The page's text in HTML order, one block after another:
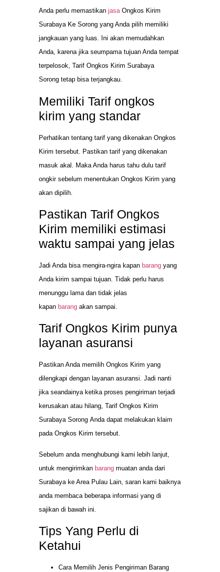
Anda perlu memastikan jasaOngkos Kirim
Surabaya Ke Sorong yang Anda pilih memiliki
jangkauan yang luas. Ini akan memudahkan
Anda, karena jika seumpama tujuan Anda tempat
terpelosok, Tarif Ongkos Kirim Surabaya
Sorong tetap bisa terjangkau.
Memiliki Tarif ongkos
kirim yang standar
Perhatikan tentang tarif yang dikenakan Ongkos
Kirim tersebut. Pastikan tarif yang dikenakan
masuk akal. Maka Anda harus tahu dulu tarif
ongkir sebelum menentukan Ongkos Kirim yang
akan dipilih.
Pastikan Tarif Ongkos
Kirim memiliki estimasi
waktu sampai yang jelas
Jadi Anda bisa mengira-ngira kapan barang yang
Anda kirim sampai tujuan. Tidak perlu harus
menunggu lama dan tidak jelas
kapan barang akan sampai.
Tarif Ongkos Kirim punya
layanan asuransi
Pastikan Anda memilih Ongkos Kirim yang
dilengkapi dengan layanan asuransi. Jadi nanti
jika seandainya ketika proses pengiriman terjadi
kerusakan atau hilang, Tarif Ongkos Kirim
Surabaya Sorong Anda dapat melakukan klaim
pada Ongkos Kirim tersebut.
Sebelum anda menghubungi kami lebih lanjut,
untuk mengirimkan barang muatan anda dari
Surabaya ke Area Pulau Lain, saran kami baiknya
anda membaca beberapa informasi yang di
sajikan di bawah ini.
Tips Yang Perlu di
Ketahui
Cara Memilih Jenis Pengiriman Barang